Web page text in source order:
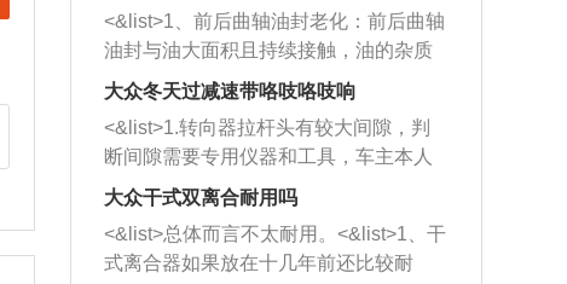
西取出来。但如果是因为积碳过多引起
的堵塞，就需要将三元催化器泡在草酸
洗剂对堵塞的情况得到解决，将清洗剂
放在燃油箱中，与燃油混合后，车辆启
动时，就可以和汽油一起进入到燃烧
室，最后形成废气排出，就可以让三元
催化器得到清洗，排气管堵塞的情况就
能够得到解决。
一圈半的练习，往右同样也要打相同的
圈数。 <&list>3、最后强调要反复练
习，这样就可以形成肌肉记忆，在真实
驾驶车辆时，不需要记忆也能打好方
向。
<&list>1、前后曲轴油封老化：前后曲轴
油封与油大面积且持续接触，油的杂质
和发动机内持续温度变化使其密封效果
逐渐减弱，导致渗油或漏油。<&list>2、
活塞间隙过大：积碳会使活塞环与缸体
的间隙扩大，导致机油流入燃烧室中，
造成烧机油。<&list>3、机油粘度。使用
机油粘度过小的话，同样会有烧机油现
象，机油粘度过小具有很好的流动性，
大众冬天过减速带咯吱咯吱响
<&list>1.转向器拉杆头有较大间隙，判
断间隙需要专用仪器和工具，车主本人
无法制作，需要将车辆送到修理厂或4s
店；<&list>2.车辆半轴套管防尘罩破
裂，破裂后会出现漏油现象，使半轴磨
损严重，磨损的半轴容易损坏，产生异
大众干式双离合耐用吗
<&list>总体而言不太耐用。<&list>1、干
式离合器如果放在十几年前还比较耐